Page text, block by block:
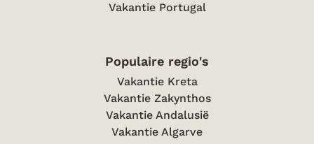
Vakantie Portugal
Populaire regio's
Vakantie Kreta
Vakantie Zakynthos
Vakantie Andalusië
Vakantie Algarve